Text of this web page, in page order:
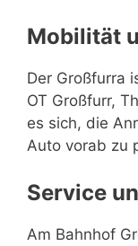
Mobilität
Der Großfurra
OT Großfurr,
es sich, die
Auto vorab zu
Service
Am Bahnhof